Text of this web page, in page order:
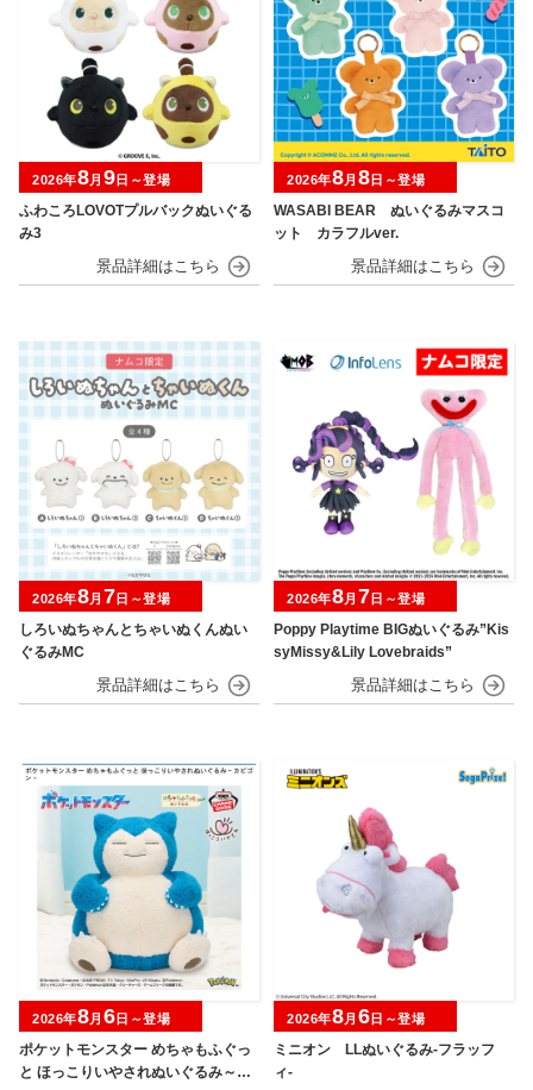
ふわころLOVOTプルバックぬいぐる
み3
2026年8月 9日～登場
WASABI BEAR ぬいぐるみマスコ
ット カラフルver.
2026年8月 8日～登場
しろいぬちゃんとちゃいぬくんぬい
ぐるみMC
2026年8月 7 日～登場
Poppy Playtime BIGぬいぐるみ”Kis
syMissy&Lily Lovebraids”
2026年8月 7 日～登場
ポケットモンスター めちゃもふぐっ
と ほっこりいやされぬいぐるみ～カ
2026年8月 6日～登場
ミニオン LLぬいぐるみ‐フラッフ
ィ‐
2026年8月 6日～登場